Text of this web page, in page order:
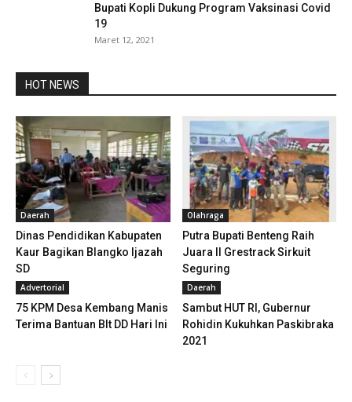
Bupati Kopli Dukung Program Vaksinasi Covid
19
Maret 12, 2021
HOT NEWS
Daerah
Dinas Pendidikan Kabupaten
Kaur Bagikan Blangko Ijazah
SD
Olahraga
Putra Bupati Benteng Raih
Juara II Grestrack Sirkuit
Seguring
Advertorial
75 KPM Desa Kembang Manis
Terima Bantuan Blt DD Hari Ini
Daerah
Sambut HUT RI, Gubernur
Rohidin Kukuhkan Paskibraka
2021